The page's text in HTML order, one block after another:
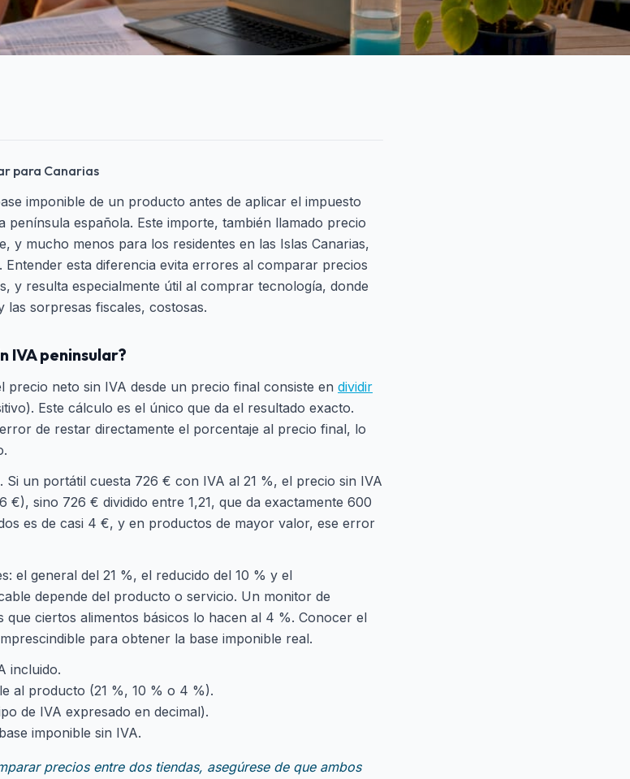
para Canarias
imponible de un producto antes de aplicar el impuesto
península española. Este importe, también llamado precio
y mucho menos para los residentes en las Islas Canarias,
Entender esta diferencia evita errores al comparar precios
y resulta especialmente útil al comprar tecnología, donde
las sorpresas fiscales, costosas.
IVA peninsular?
neto sin IVA desde un precio final consiste en dividir
Este cálculo es el único que da el resultado exacto.
de restar directamente el porcentaje al precio final, lo
un portátil cuesta 726 € con IVA al 21 %, el precio sin IVA
€), sino 726 € dividido entre 1,21, que da exactamente 600
es de casi 4 €, y en productos de mayor valor, ese error
el general del 21 %, el reducido del 10 % y el
depende del producto o servicio. Un monitor de
que ciertos alimentos básicos lo hacen al 4 %. Conocer el
para obtener la base imponible real.
incluido.
al producto (21 %, 10 % o 4 %).
de IVA expresado en decimal).
imponible sin IVA.
precios entre dos tiendas, asegúrese de que ambos